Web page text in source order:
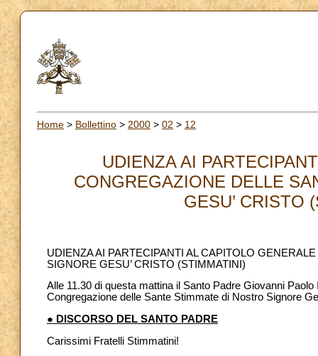
Home > Bollettino > 2000 > 02 > 12
UDIENZA AI
CONGREGAZIONE DELLE
GESU’ CRISTO
UDIENZA AI PARTECIPANTI AL CAPITOLO
SIGNORE GESU’ CRISTO (STIMMATINI)
Alle 11.30 di questa mattina il Santo Padre Giovanni
Congregazione delle Sante Stimmate di Nostro Signore
● DISCORSO DEL SANTO PADRE
Carissimi Fratelli Stimmatini!